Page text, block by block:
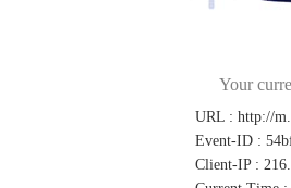
Your
URL : http://
Event-ID :
Client-IP :